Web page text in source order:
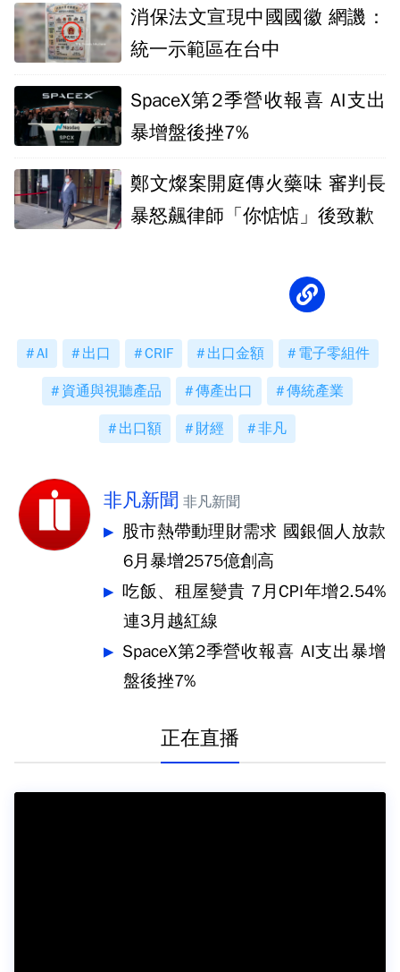
消保法文宣現中國國徽 網譏：
統一示範區在台中
SpaceX第2季營收報喜 AI支出
暴增盤後挫7%
鄭文燦案開庭傳火藥味 審判長
暴怒飆律師「你惦惦」後致歉
AI 出口 CRIF 出口金額 電子零組件
資通與視聽產品 傳產出口 傳統產業
出口額 財經 非凡
非凡新聞 非凡新聞
股市熱帶動理財需求 國銀個人放款
6月暴增2575億創高
吃飯、租屋變貴 7月CPI年增2.54%
連3月越紅線
SpaceX第2季營收報喜 AI支出暴增
盤後挫7%
正在直播